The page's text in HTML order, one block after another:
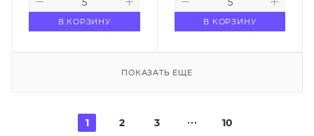
В КОРЗИНУ В КОРЗИНУ
ПОКАЗАТЬ ЕЩЕ
1 2 3 10